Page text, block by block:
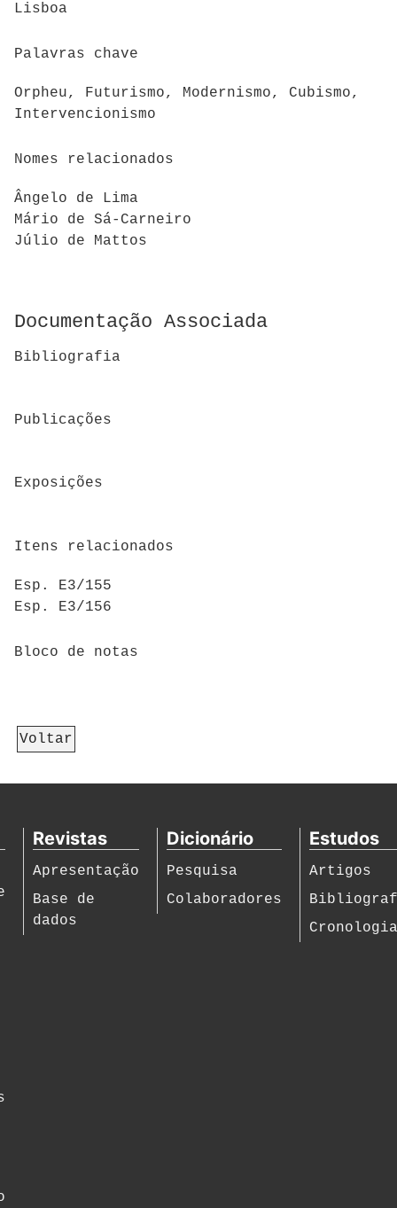
Lisboa
Palavras chave
Orpheu, Futurismo, Modernismo, Cubismo,
Intervencionismo
Nomes relacionados
Ângelo de Lima
Mário de Sá-Carneiro
Júlio de Mattos
Documentação Associada
Bibliografia
Publicações
Exposições
Itens relacionados
Esp. E3/155
Esp. E3/156
Bloco de notas
Voltar
Revistas
Apresentação
Base de
dados
Dicionário
Pesquisa
Colaboradores
Estudos
Artigos